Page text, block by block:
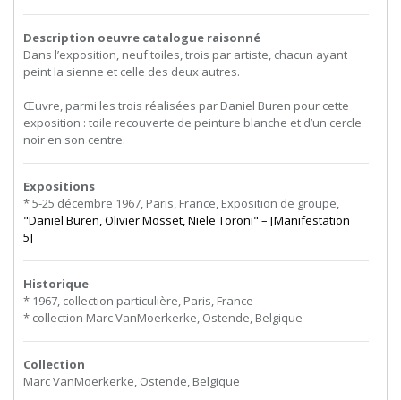
Description oeuvre catalogue raisonné
Dans l’exposition, neuf toiles, trois par artiste, chacun ayant
peint la sienne et celle des deux autres.
Œuvre, parmi les trois réalisées par Daniel Buren pour cette
exposition : toile recouverte de peinture blanche et d’un cercle
noir en son centre.
Expositions
* 5-25 décembre 1967, Paris, France, Exposition de groupe,
"Daniel Buren, Olivier Mosset, Niele Toroni" – [Manifestation
5]
Historique
* 1967, collection particulière, Paris, France
* collection Marc VanMoerkerke, Ostende, Belgique
Collection
Marc VanMoerkerke, Ostende, Belgique